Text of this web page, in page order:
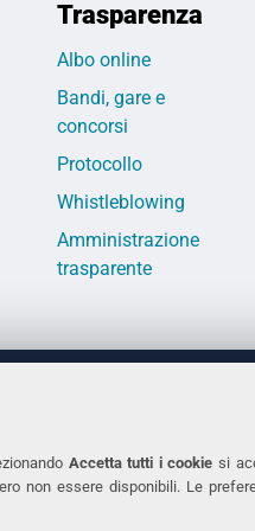
Accetta tutti i cookie si
non essere disponibili. Le
Trasparenza
Albo online
Bandi, gare e
concorsi
Protocollo
Whistleblowing
Amministrazione
trasparente
0532 293111
0532 293031